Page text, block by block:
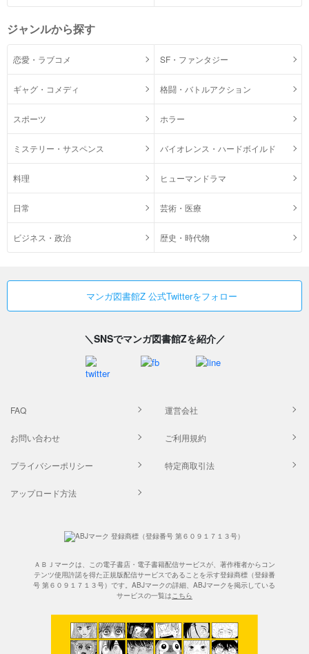
ジャンルから探す
恋愛・ラブコメ SF・ファンタジー
ギャグ・コメディ 格闘・バトルアクション
スポーツ ホラー
ミステリー・サスペンス バイオレンス・ハードボイルド
料理 ヒューマンドラマ
日常 芸術・医療
ビジネス・政治 歴史・時代物
マンガ図書館Z 公式Twitterをフォロー
＼SNSでマンガ図書館Zを紹介／
FAQ 運営会社
お問い合わせ ご利用規約
プライバシーポリシー 特定商取引法
アップロード方法
ＡＢＪマークは、この電子書店・電子書籍配信サービスが、著作権者からコン
テンツ使用許諾を得た正規版配信サービスであることを示す登録商標（登録番
号 第６０９１７１３号）です。ABJマークの詳細、ABJマークを掲示している
サービスの一覧はこちら